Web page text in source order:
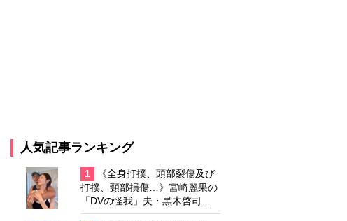
人気記事ランキング
1
《全身打撲、頭部裂傷及び
打撲、頸部損傷…》宮崎麗果の
「DVの怪我」夫・黒木啓司の
逮捕で始まる「夫婦の闘争」